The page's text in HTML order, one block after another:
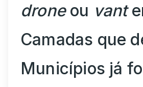
droneou vant
Camadas que
Municípios já